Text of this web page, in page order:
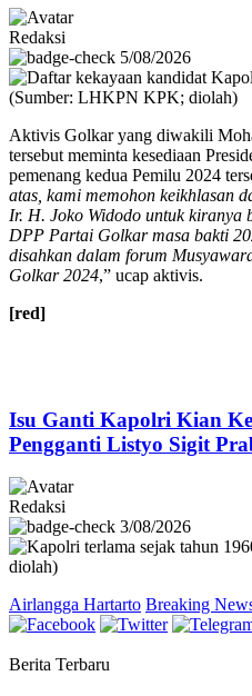
Redaksi
5/08/2026
Aktivis Golkar yang diwakili
tersebut meminta kesediaan
pemenang kedua Pemilu 2024
atas, kami memohon keikhlasan
Ir. H. Joko Widodo untuk kiranya
DPP Partai Golkar masa bakti
disahkan dalam forum
Golkar 2024,” ucap aktivis.
[red]
Isu Ganti Kapolri Kian
Pengganti Listyo Sigit
Redaksi
3/08/2026
Airlangga Hartarto Breaking
Berita Terbaru